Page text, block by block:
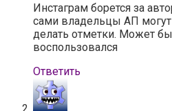
Инстаграм борется за
сами владельцы АП могут
делать отметки. Может
воспользовался
Ответить